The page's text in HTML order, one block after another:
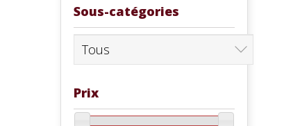
Sous-catégories
Prix